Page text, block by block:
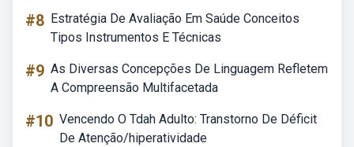
#8 Estratégia De Avaliação Em Saúde Conceitos
Tipos Instrumentos E Técnicas
#9 As Diversas Concepções De Linguagem Refletem
A Compreensão Multifacetada
#10 Vencendo O Tdah Adulto: Transtorno De Déficit
De Atenção/hiperatividade